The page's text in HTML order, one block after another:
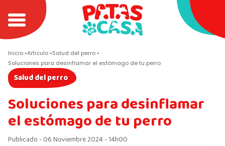
Inicio Articulo Salud del perro
Soluciones para desinflamar el estómago de tu perro
Salud del perro
Soluciones para desinflamar
el estómago de tu perro
Publicado - 06 Noviembre 2024 - 14h00